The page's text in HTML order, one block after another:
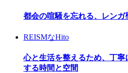
都会の喧騒を忘れる、レンガ
REISMなHito
心と生活を整えるため、丁
する時間と空間